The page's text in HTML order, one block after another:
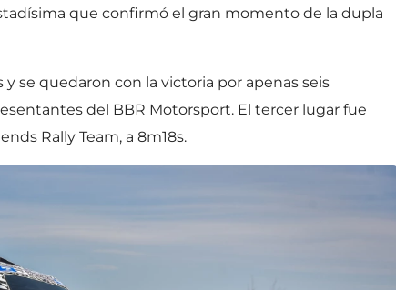
que confirmó el gran momento de la dupla
se quedaron con la victoria por apenas seis
del BBR Motorsport. El tercer lugar fue
Rally Team, a 8m18s.